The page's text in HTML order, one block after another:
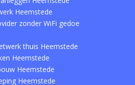
Heemstede
zonder WiFi gedoe
thuis Heemstede
Heemstede
Heemstede
Heemstede